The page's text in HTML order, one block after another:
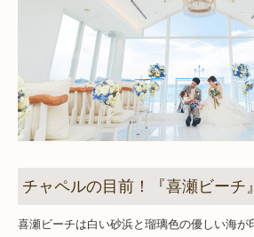
チャペルの目前！『喜瀬ビーチ
喜瀬ビーチは白い砂浜と瑠璃色の優しい海が